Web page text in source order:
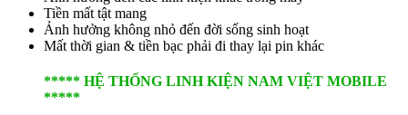
Tiền mất tật mang
Ảnh hưởng không nhỏ đến đời sống sinh hoạt
Mất thời gian & tiền bạc phải đi thay lại pin khác
***** HỆ THỐNG LINH KIỆN NAM VIỆT MOBILE
*****